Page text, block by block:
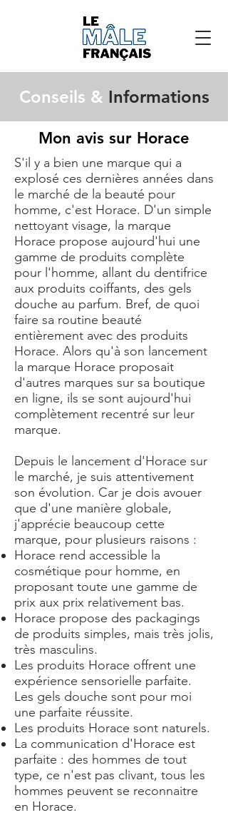
Conseils & Informations
Mon avis sur Horace
S'il y a bien une marque qui a
explosé ces dernières années dans
le marché de la beauté pour
homme, c'est Horace. D'un simple
nettoyant visage, la marque
Horace propose aujourd'hui une
gamme de produits complète
pour l'homme, allant du dentifrice
aux produits coiffants, des gels
douche au parfum. Bref, de quoi
faire sa routine beauté
entièrement avec des produits
Horace. Alors qu'à son lancement
la marque Horace proposait
d'autres marques sur sa boutique
en ligne, ils se sont aujourd'hui
complètement recentré sur leur
marque.
Depuis le lancement d'Horace sur
le marché, je suis attentivement
son évolution. Car je dois avouer
que d'une manière globale,
j'apprécie beaucoup cette
marque, pour plusieurs raisons :
Horace rend accessible la
cosmétique pour homme, en
proposant toute une gamme de
prix aux prix relativement bas.
Horace propose des packagings
de produits simples, mais très jolis,
très masculins.
Les produits Horace offrent une
expérience sensorielle parfaite.
Les gels douche sont pour moi
une parfaite réussite.
Les produits Horace sont naturels.
La communication d'Horace est
parfaite : des hommes de tout
type, ce n'est pas clivant, tous les
hommes peuvent se reconnaitre
en Horace.